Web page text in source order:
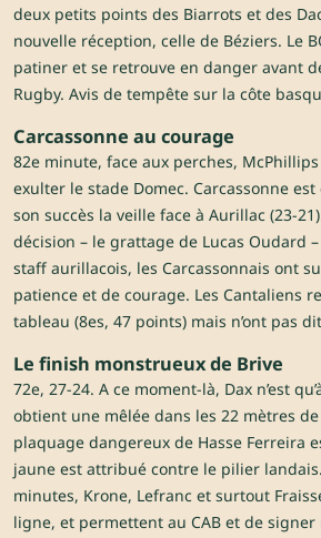
deux petits points des Biarrots et des
nouvelle réception, celle de Béziers. Le
patiner et se retrouve en danger avant
Rugby. Avis de tempête sur la côte
Carcassonne au courage
82e minute, face aux perches,
exulter le stade Domec. Carcassonne
son succès la veille face à Aurillac (23-
décision – le grattage de Lucas Oudard
staff aurillacois, les Carcassonnais ont
patience et de courage. Les Cantaliens
tableau (8es, 47 points) mais n’ont pas
Le finish monstrueux de Brive
72e, 27-24. A ce moment-là, Dax n’est
obtient une mêlée dans les 22 mètres
plaquage dangereux de Hasse Ferreira
jaune est attribué contre le pilier
minutes, Krone, Lefranc et surtout
ligne, et permettent au CAB et de signer